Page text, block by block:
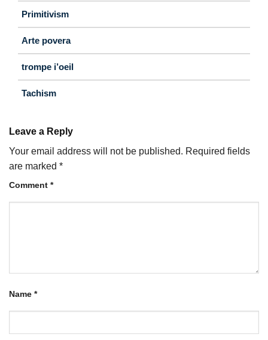
Primitivism
Arte povera
trompe i’oeil
Tachism
Leave a Reply
Your email address will not be published. Required fields
are marked *
Comment *
Name *